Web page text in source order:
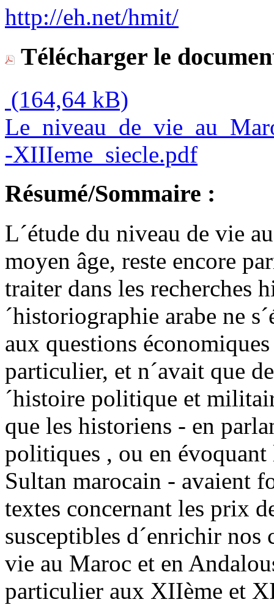
http://eh.net/hmit/
Télécharger le
(164,64 kB)
-XIIIeme_siecle.pdf
Résumé/Sommaire :
L´étude du niveau de vie
moyen âge, reste encore
traiter dans les recherches
´historiographie arabe ne
aux questions
particulier, et n´avait que
´histoire politique et
que les historiens - en
politiques , ou en évoquant
Sultan marocain - avaient
textes concernant les prix
susceptibles d´enrichir nos
vie au Maroc et en
particulier aux XIIème et